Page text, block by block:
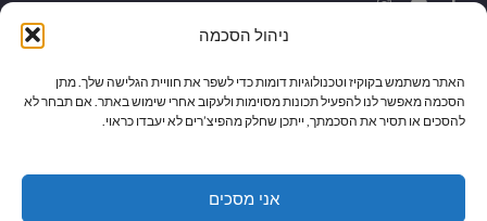
ניהול הסכמה
האתר משתמש בקוקיז וטכנולוגיות דומות כדי לשפר את חוויית הגלישה שלך. מתן
הסכמה מאפשר לנו להפעיל תכונות מסוימות ולעקוב אחרי שימוש באתר. אם תבחר לא
להסכים או תסיר את הסכמתך, ייתכן שחלק מהפיצ’רים לא יעבדו כראוי.
אני מסכים